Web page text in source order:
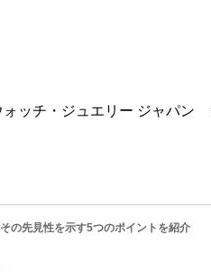
ォッチ・ジュエリー ジャパ
の先見性を示す5つのポイントを紹介